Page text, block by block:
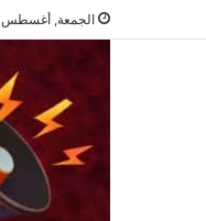
الجمعة, أغسطس 7 2026